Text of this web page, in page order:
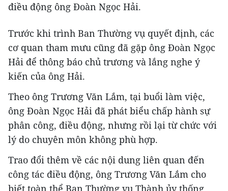
điều động ông Đoàn Ngọc Hải.
Trước khi trình Ban Thường vụ quyết định, các
cơ quan tham mưu cũng đã gặp ông Đoàn Ngọc
Hải để thông báo chủ trương và lắng nghe ý
kiến của ông Hải.
Theo ông Trương Văn Lắm, tại buổi làm việc,
ông Đoàn Ngọc Hải đã phát biểu chấp hành sự
phân công, điều động, nhưng rồi lại từ chức với
lý do chuyên môn không phù hợp.
Trao đổi thêm về các nội dung liên quan đến
công tác điều động, ông Trương Văn Lắm cho
biết toàn thể Ban Thường vụ Thành ủy thống